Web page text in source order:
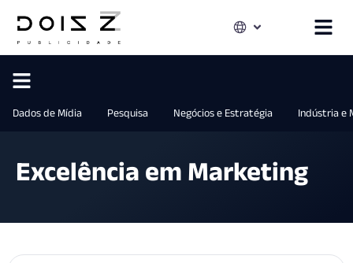
Dados de Mídia Pesquisa Negócios e Estratégia Indústria e
Excelência em Marketing